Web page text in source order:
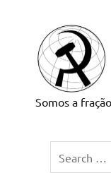
Somos a